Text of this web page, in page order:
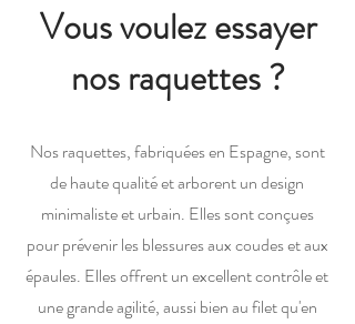
Vous voulez essayer
nos raquettes ?
Nos raquettes, fabriquées en Espagne, sont
de haute qualité et arborent un design
minimaliste et urbain. Elles sont conçues
pour prévenir les blessures aux coudes et aux
épaules. Elles offrent un excellent contrôle et
une grande agilité, aussi bien au filet qu'en